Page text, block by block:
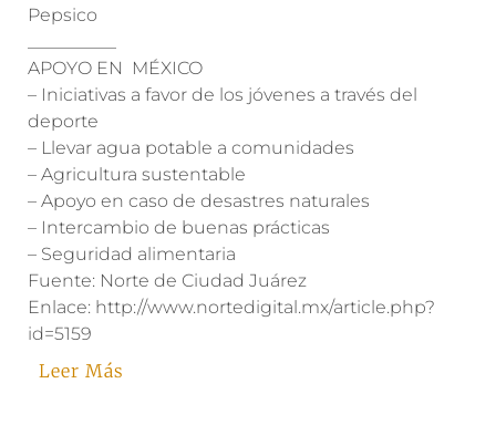
Pepsico
APOYO EN MÉXICO
– Iniciativas a favor de los jóvenes a través del
deporte
– Llevar agua potable a comunidades
– Agricultura sustentable
– Apoyo en caso de desastres naturales
– Intercambio de buenas prácticas
– Seguridad alimentaria
Fuente: Norte de Ciudad Juárez
Enlace: http://www.nortedigital.mx/article.php?
id=5159
Leer Más